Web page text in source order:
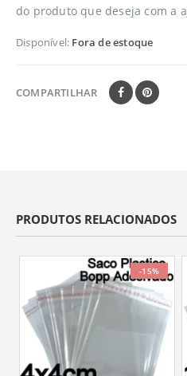
do produto que deseja com a
Disponível: Fora de estoque
COMPARTILHAR
PRODUTOS RELACIONADOS
-15%